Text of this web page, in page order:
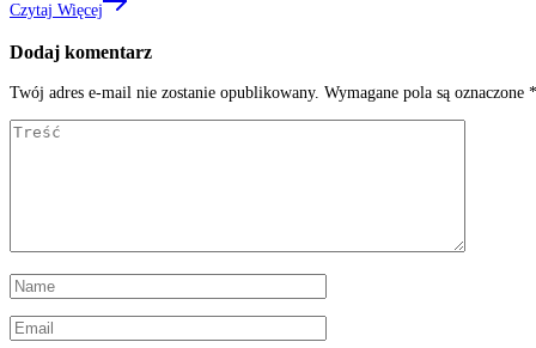
Czytaj Więcej
Dodaj komentarz
Twój adres e-mail nie zostanie opublikowany. Wymagane pola są oznaczone *